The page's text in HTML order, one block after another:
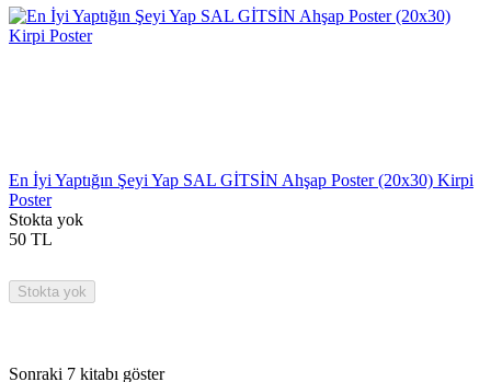
En İyi Yaptığın Şeyi Yap SAL GİTSİN Ahşap Poster (20x30) Kirpi
Poster
Stokta yok
50 TL
Stokta yok
Sonraki 7 kitabı göster